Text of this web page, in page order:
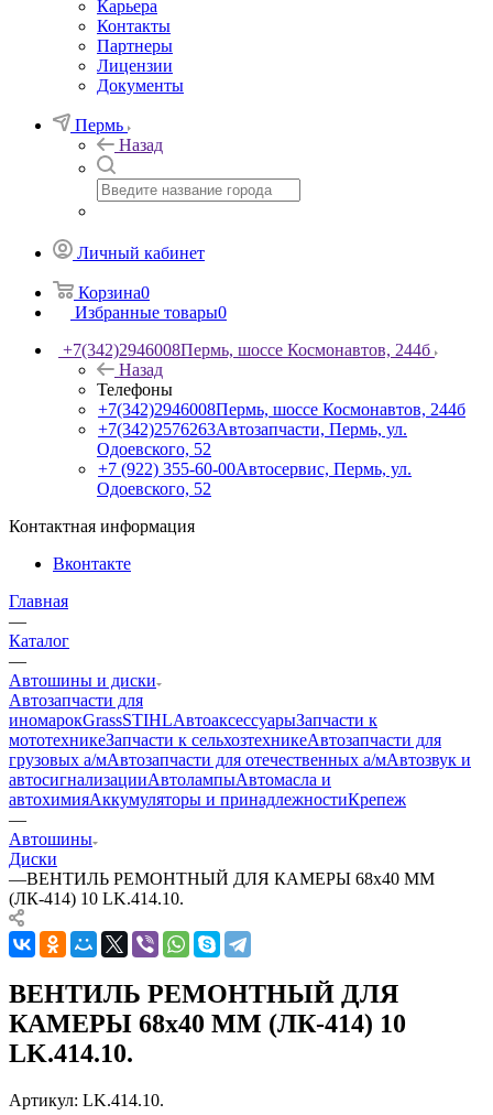
Карьера
Контакты
Партнеры
Лицензии
Документы
Пермь
Назад
Личный кабинет
Корзина0
Избранные товары0
+7(342)2946008Пермь, шоссе Космонавтов, 244б
Назад
Телефоны
+7(342)2946008Пермь, шоссе Космонавтов, 244б
+7(342)2576263Автозапчасти, Пермь, ул.
Одоевского, 52
+7 (922) 355-60-00Автосервис, Пермь, ул.
Одоевского, 52
Контактная информация
Вконтакте
Главная
—
Каталог
—
Автошины и диски
Автозапчасти для
иномарокGrassSTIHLАвтоаксессуарыЗапчасти к
мототехникеЗапчасти к сельхозтехникеАвтозапчасти для
грузовых а/мАвтозапчасти для отечественных а/мАвтозвук и
автосигнализацииАвтолампыАвтомасла и
автохимияАккумуляторы и принадлежностиКрепеж
—
Автошины
Диски
—ВЕНТИЛЬ РЕМОНТНЫЙ ДЛЯ КАМЕРЫ 68х40 ММ
(ЛК-414) 10 LK.414.10.
ВЕНТИЛЬ РЕМОНТНЫЙ ДЛЯ
КАМЕРЫ 68х40 ММ (ЛК-414) 10
LK.414.10.
Артикул: LK.414.10.